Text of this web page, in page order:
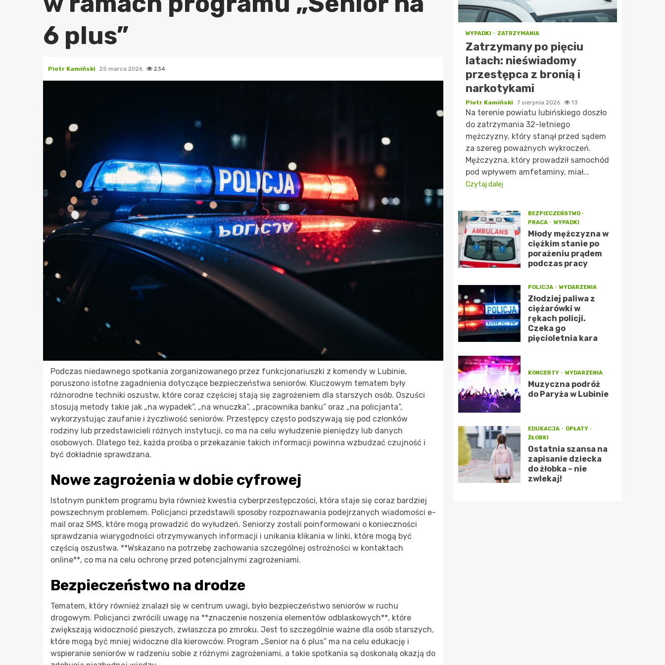
6 plus”
Piotr Kamiński 25 marca 2026 234
Podczas niedawnego spotkania zorganizowanego przez funkcjonariuszki z komendy w Lubinie,
poruszono istotne zagadnienia dotyczące bezpieczeństwa seniorów. Kluczowym tematem były
różnorodne techniki oszustw, które coraz częściej stają się zagrożeniem dla starszych osób. Oszuści
stosują metody takie jak „na wypadek”, „na wnuczka”, „pracownika banku” oraz „na policjanta”,
wykorzystując zaufanie i życzliwość seniorów. Przestępcy często podszywają się pod członków
rodziny lub przedstawicieli różnych instytucji, co ma na celu wyłudzenie pieniędzy lub danych
osobowych. Dlatego też, każda prośba o przekazanie takich informacji powinna wzbudzać czujność i
być dokładnie sprawdzana.
Nowe zagrożenia w dobie cyfrowej
Istotnym punktem programu była również kwestia cyberprzestępczości, która staje się coraz bardziej
powszechnym problemem. Policjanci przedstawili sposoby rozpoznawania podejrzanych wiadomości e-
mail oraz SMS, które mogą prowadzić do wyłudzeń. Seniorzy zostali poinformowani o konieczności
sprawdzania wiarygodności otrzymywanych informacji i unikania klikania w linki, które mogą być
częścią oszustwa. **Wskazano na potrzebę zachowania szczególnej ostrożności w kontaktach
online**, co ma na celu ochronę przed potencjalnymi zagrożeniami.
Bezpieczeństwo na drodze
Tematem, który również znalazł się w centrum uwagi, było bezpieczeństwo seniorów w ruchu
drogowym. Policjanci zwrócili uwagę na **znaczenie noszenia elementów odblaskowych**, które
zwiększają widoczność pieszych, zwłaszcza po zmroku. Jest to szczególnie ważne dla osób starszych,
które mogą być mniej widoczne dla kierowców. Program „Senior na 6 plus” ma na celu edukację i
wspieranie seniorów w radzeniu sobie z różnymi zagrożeniami, a takie spotkania są doskonałą okazją do
WYPADKI ZATRZYMANIA
Zatrzymany po pięciu
latach: nieświadomy
przestępca z bronią i
narkotykami
Piotr Kamiński 7 sierpnia 2026 13
Na terenie powiatu lubińskiego doszło
do zatrzymania 32-letniego
mężczyzny, który stanął przed sądem
za szereg poważnych wykroczeń.
Mężczyzna, który prowadził samochód
pod wpływem amfetaminy, miał...
Czytaj dalej
BEZPIECZEŃSTWO
PRACA
WYPADKI
Młody mężczyzna w
ciężkim stanie po
porażeniu prądem
podczas pracy
POLICJA WYDARZENIA
Złodziej paliwa z
ciężarówki w
rękach policji.
Czeka go
pięcioletnia kara
KONCERTY WYDARZENIA
Muzyczna podróż
do Paryża w Lubinie
EDUKACJA
OPŁATY
ŻŁOBKI
Ostatnia szansa na
zapisanie dziecka
do żłobka – nie
zwlekaj!